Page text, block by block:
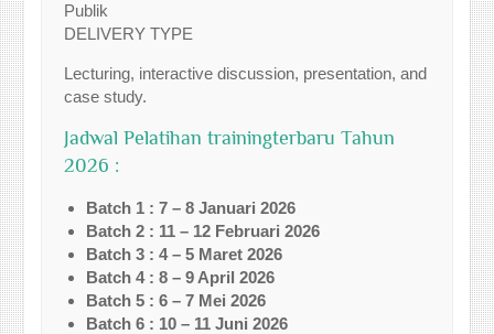
Publik
DELIVERY TYPE
Lecturing, interactive discussion, presentation, and
case study.
Jadwal Pelatihan trainingterbaru Tahun
2026 :
Batch 1 : 7 – 8 Januari 2026
Batch 2 : 11 – 12 Februari 2026
Batch 3 : 4 – 5 Maret 2026
Batch 4 : 8 – 9 April 2026
Batch 5 : 6 – 7 Mei 2026
Batch 6 : 10 – 11 Juni 2026